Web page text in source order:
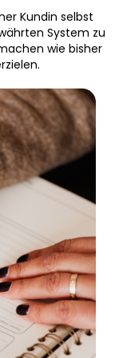
Kundin selbst
System zu
wie bisher